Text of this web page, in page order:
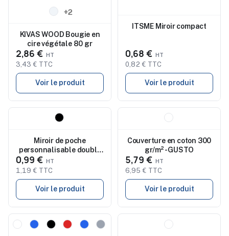
+2
KIVAS WOOD Bougie en
cire végétale 80 gr
2,86 €
3,43 € TTC
Voir le produit
ITSME Miroir compact
0,68 €
0,82 € TTC
Voir le produit
Miroir de poche
personnalisable double
face STUNNING
0,99 €
1,19 € TTC
Voir le produit
Couverture en coton 300
gr/m² - GUSTO
5,79 €
6,95 € TTC
Voir le produit
Nouveau